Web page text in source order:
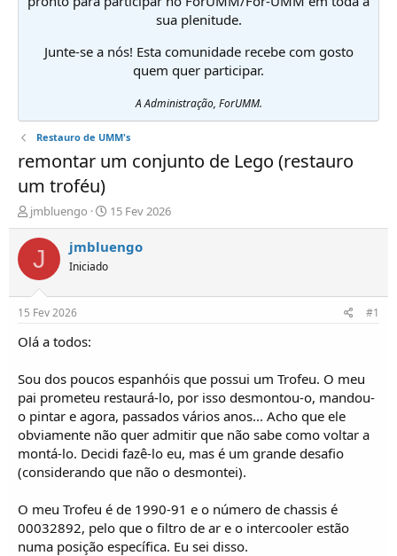
sua plenitude.
Junte-se a nós! Esta comunidade recebe com gosto
quem quer participar.
A Administração, ForUMM.
Restauro de UMM's
remontar um conjunto de Lego (restauro
um troféu)
I
n
i
i
d
o
r
T
ó
p
i
c
s
jmbluengo
D
a
t
o
15 Fev 2026
J jmbluengo
Iniciado
15 Fev 2026 #1
Olá a todos:
Sou dos poucos espanhóis que possui um Trofeu. O meu
pai prometeu restaurá-lo, por isso desmontou-o, mandou-
o pintar e agora, passados vários anos... Acho que ele
obviamente não quer admitir que não sabe como voltar a
montá-lo. Decidi fazê-lo eu, mas é um grande desafio
(considerando que não o desmontei).
O meu Trofeu é de 1990-91 e o número de chassis é
00032892, pelo que o filtro de ar e o intercooler estão
numa posição específica. Eu sei disso.